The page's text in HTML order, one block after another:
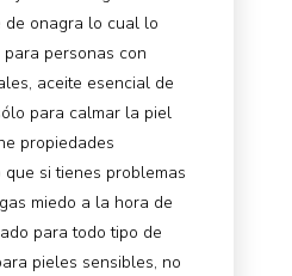
de onagra lo cual lo
personas con
aceite esencial de
para calmar la piel
propiedades
si tienes problemas
miedo a la hora de
para todo tipo de
pieles sensibles, no